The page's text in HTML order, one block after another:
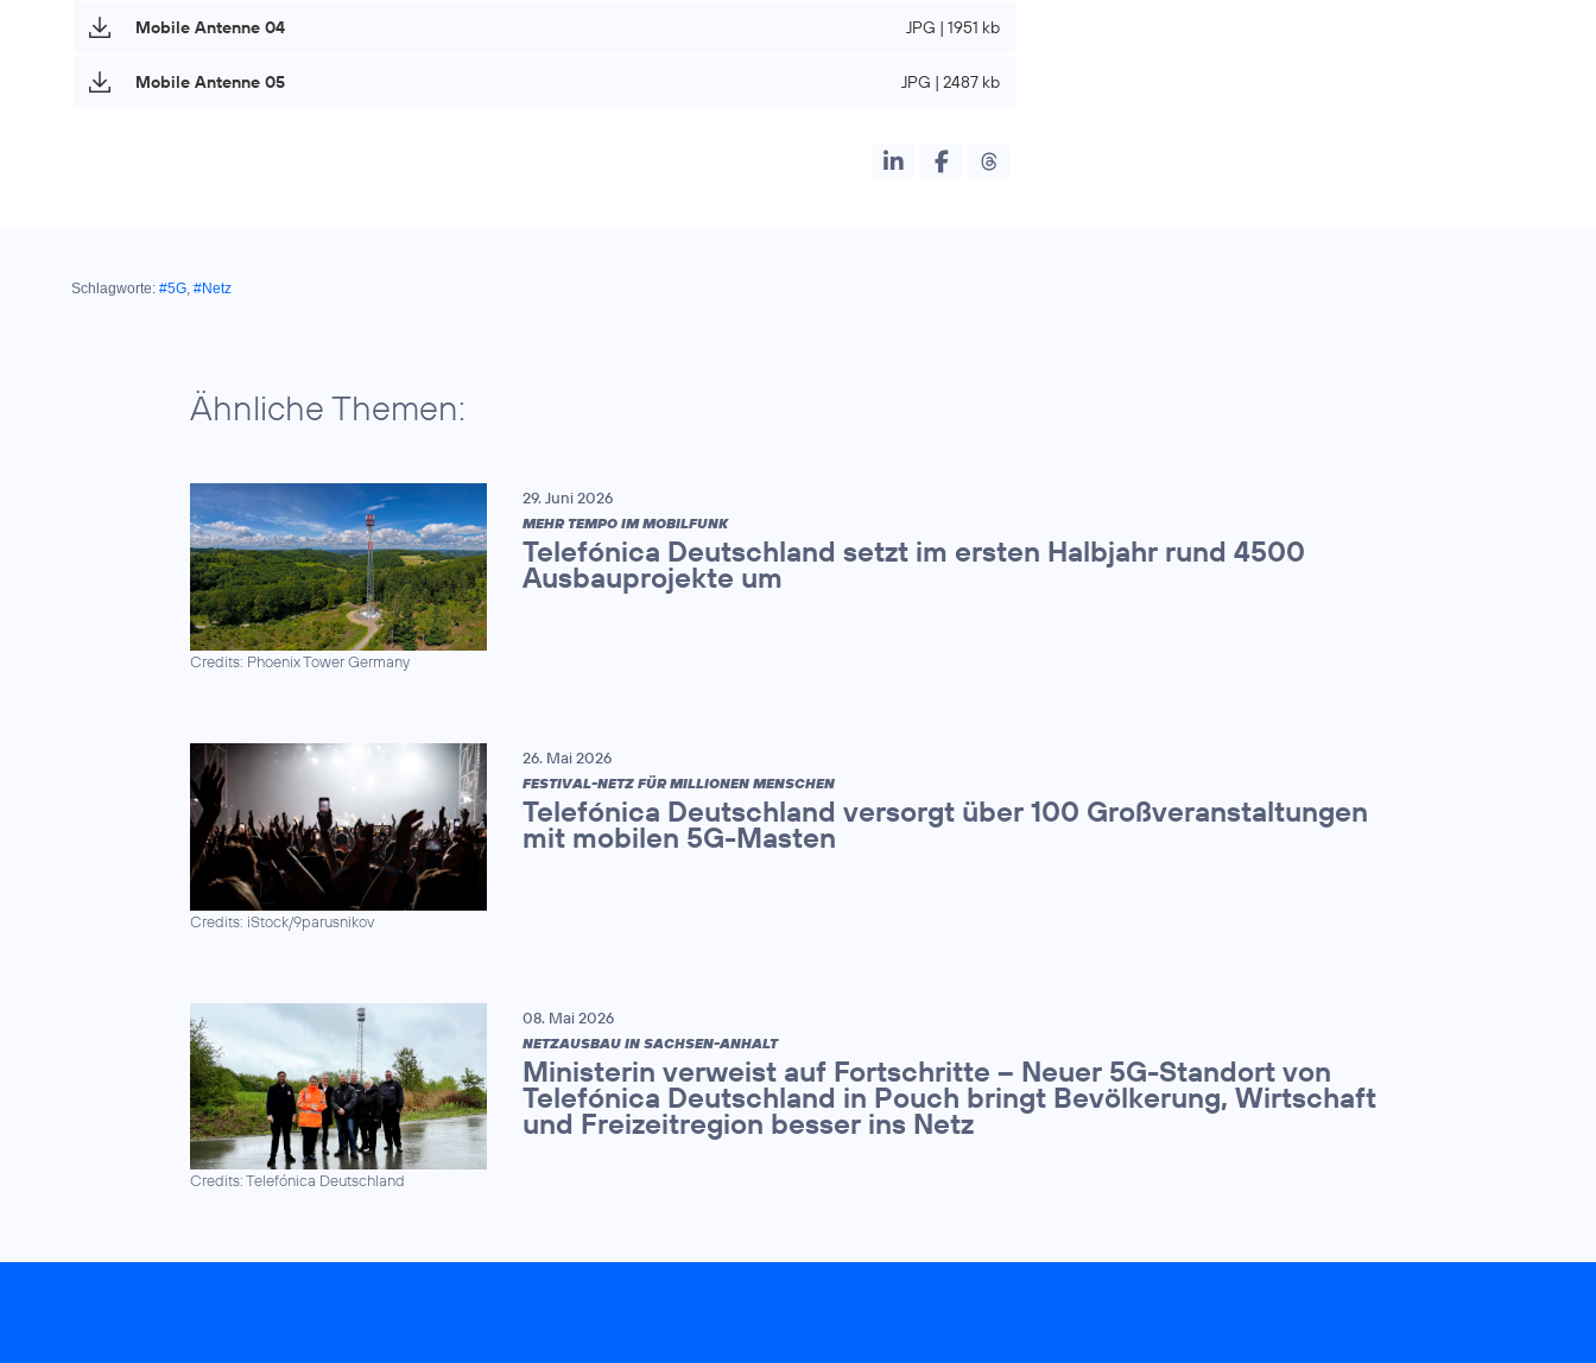
Mobile Antenne 04 JPG | 1951 kb
Mobile Antenne 05 JPG | 2487 kb
Schlagworte: #5G, #Netz
Ähnliche Themen:
Credits: Phoenix Tower Germany
29. Juni 2026
MEHR TEMPO IM MOBILFUNK
Telefónica Deutschland setzt im ersten Halbjahr rund 4500
Ausbauprojekte um
Credits: iStock/9parusnikov
26. Mai 2026
FESTIVAL-NETZ FÜR MILLIONEN MENSCHEN
Telefónica Deutschland versorgt über 100 Großveranstaltungen
mit mobilen 5G-Masten
Credits: Telefónica Deutschland
08. Mai 2026
NETZAUSBAU IN SACHSEN-ANHALT
Ministerin verweist auf Fortschritte – Neuer 5G-Standort von
Telefónica Deutschland in Pouch bringt Bevölkerung, Wirtschaft
und Freizeitregion besser ins Netz